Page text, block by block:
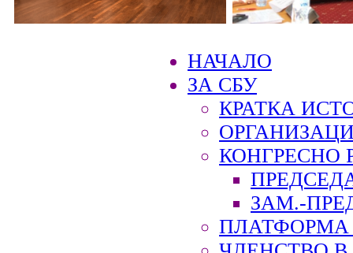
НАЧАЛО
ЗА СБУ
КРАТКА
КОНГРЕСНО
ЗАМ.-
ПЛАТФОРМА